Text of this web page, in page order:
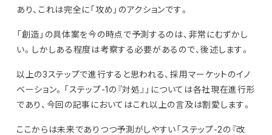
あり、これは完全に「攻め」のアクションです。
「創造」の具体案を今の時点で予測するのは、非常にむずかし
い。しかしある程度は考察する必要があるので、後述します。
以上の3ステップで進行すると思われる、採用マーケットのイノ
ベーション。「ステップ-1の『対処』」については各社現在進行形
であり、今回の記事においてはこれ以上の言及は割愛します。
ここからは未来でありつつ予測がしやすい「ステップ-2の『改